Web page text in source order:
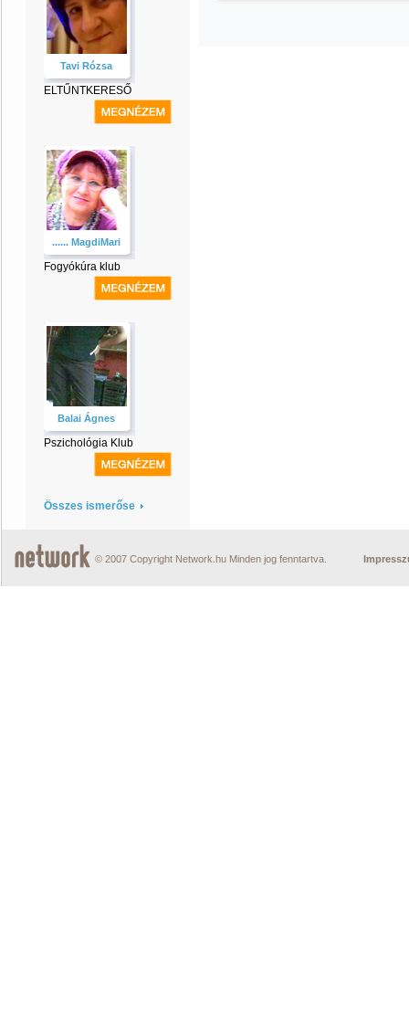
Tavi Rózsa
ELTŰNTKERESŐ
...... MagdiMari
Fogyókúra klub
Balai Ágnes
Pszichológia Klub
Összes ismerőse
© 2007 Copyright Network.hu Minden jog fenntartva.